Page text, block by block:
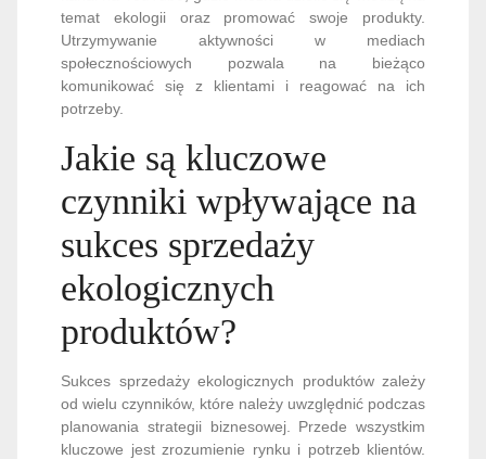
temat ekologii oraz promować swoje produkty.
Utrzymywanie aktywności w mediach
społecznościowych pozwala na bieżąco
komunikować się z klientami i reagować na ich
potrzeby.
Jakie są kluczowe
czynniki wpływające na
sukces sprzedaży
ekologicznych
produktów?
Sukces sprzedaży ekologicznych produktów zależy
od wielu czynników, które należy uwzględnić podczas
planowania strategii biznesowej. Przede wszystkim
kluczowe jest zrozumienie rynku i potrzeb klientów.